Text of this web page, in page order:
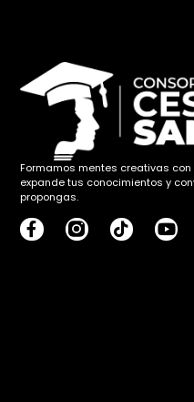
Formamos mentes creativas
expande tus conocimientos y
propongas.